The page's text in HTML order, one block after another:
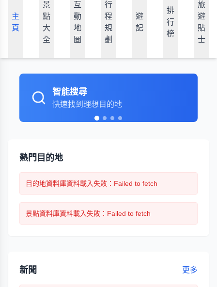
主
頁
景
點
大
全
互
動
地
圖
行
程
規
劃
遊
記
排
行
榜
旅
遊
貼
士
智能搜尋
快速找到理想目的地
熱門目的地
目的地資料庫資料載入失敗 ：Failed to fetch
景點資料庫資料載入失敗 ：Failed to fetch
新聞 更多